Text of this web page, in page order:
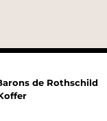
de Rothschild